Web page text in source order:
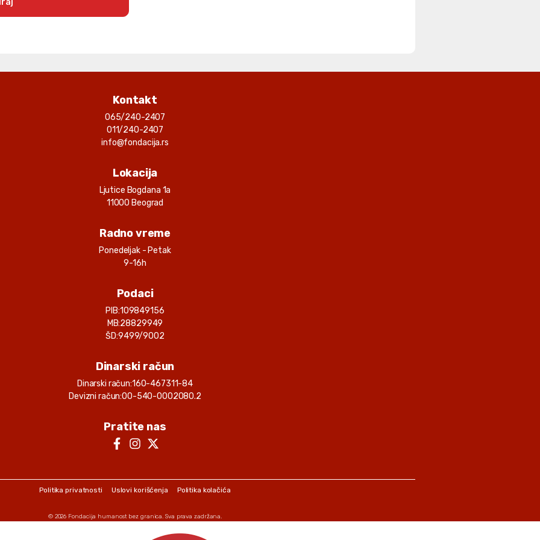
Kontakt
065/240-2407
011/240-2407
info@fondacija.rs
Lokacija
Ljutice Bogdana 1a
11000 Beograd
Radno vreme
Ponedeljak - Petak
9-16h
Podaci
PIB:109849156
MB:28829949
ŠD:9499/9002
Dinarski račun
Dinarski račun:160-467311-84
Devizni račun:00-540-0002080.2
Pratite nas
Politika privatnosti Uslovi korišćenja Politika kolačića
© 2026 Fondacija humanost bez granica. Sva prava zadržana.